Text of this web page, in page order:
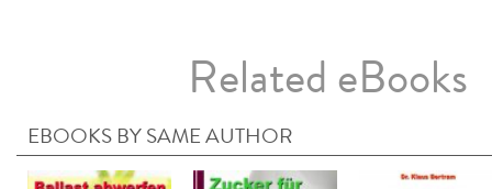
Related eBooks
EBOOKS BY SAME AUTHOR